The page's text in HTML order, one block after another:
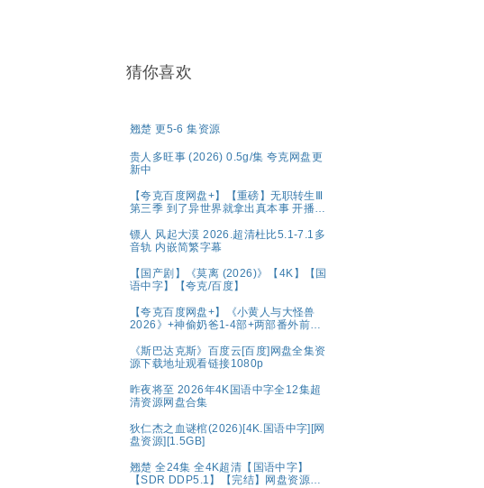
猜你喜欢
翘楚 更5-6 集资源
贵人多旺事 (2026) 0.5g/集 夸克网盘更
新中
【夸克百度网盘+】【重磅】无职转生Ⅲ
第三季 到了异世界就拿出真本事 开播2
镖人 风起大漠 2026.超清杜比5.1-7.1多
音轨 内嵌简繁字幕
【国产剧】《莫离 (2026)》【4K】【国
语中字】【夸克/百度】
【夸克百度网盘+】《小黄人与大怪兽
2026》+神偷奶爸1-4部+两部番外前传
《斯巴达克斯》百度云[百度]网盘全集资
源下载地址观看链接1080p
昨夜将至 2026年4K国语中字全12集超
清资源网盘合集
狄仁杰之血谜棺(2026)[4K.国语中字][网
盘资源][1.5GB]
翘楚 全24集 全4K超清【国语中字】
【SDR DDP5.1】【完结】网盘资源观